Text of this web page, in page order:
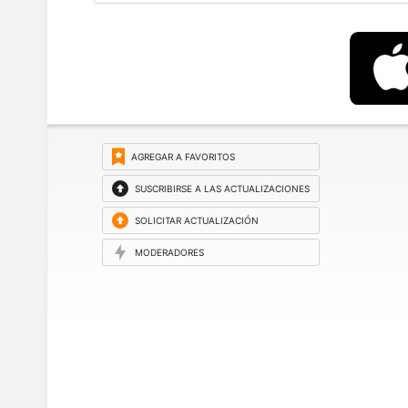
AGREGAR A FAVORITOS
SUSCRIBIRSE A LAS ACTUALIZACIONES
SOLICITAR ACTUALIZACIÓN
MODERADORES